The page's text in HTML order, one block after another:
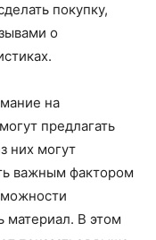
покупку,
о
на
предлагать
них могут
важным фактором
материал. В этом